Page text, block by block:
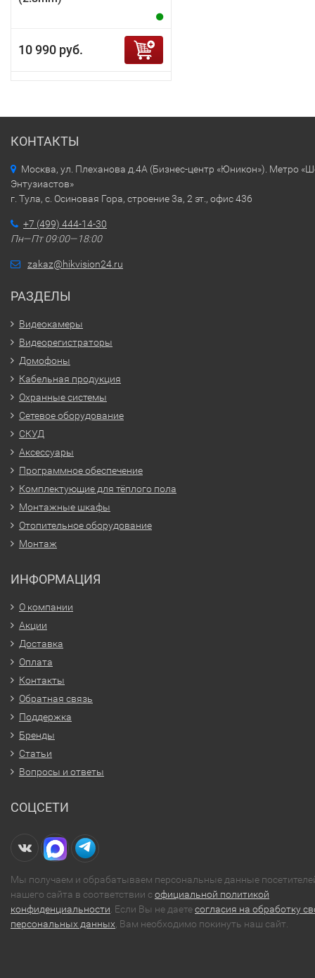
10 990 руб.
КОНТАКТЫ
Москва, ул. Плеханова д.4А (Бизнес-центр «Юникон»). Метро
Энтузиастов»
г. Тула, с. Осиновая Гора, строение 3а, 2 эт., офис 436
+7 (499) 444-14-30
Пн—Пт 09:00—18:00
zakaz@hikvision24.ru
РАЗДЕЛЫ
Видеокамеры
Видеорегистраторы
Домофоны
Кабельная продукция
Охранные системы
Сетевое оборудование
СКУД
Аксессуары
Программное обеспечение
Комплектующие для тёплого пола
Монтажные шкафы
Отопительное оборудование
Монтаж
ИНФОРМАЦИЯ
О компании
Акции
Доставка
Оплата
Контакты
Обратная связь
Поддержка
Бренды
Статьи
Вопросы и ответы
СОЦСЕТИ
Мы получаем и обрабатываем персональные данные
нашего сайта в соответствии софициальной политикой
конфиденциальности . Если Вы не даетесогласия на обработку
персональных данных , Вам необходимо покинуть наш сайт.